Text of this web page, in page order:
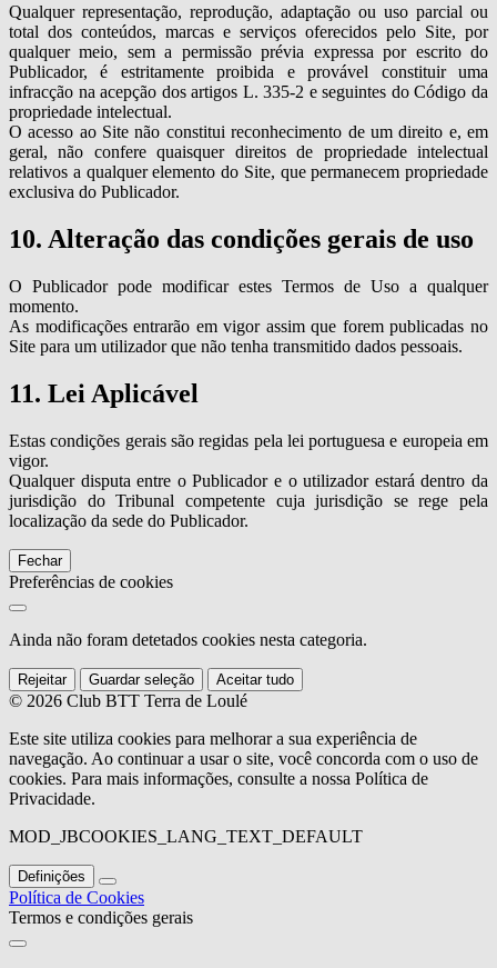
Qualquer representação, reprodução, adaptação ou uso parcial ou
total dos conteúdos, marcas e serviços oferecidos pelo Site, por
qualquer meio, sem a permissão prévia expressa por escrito do
Publicador, é estritamente proibida e provável constituir uma
infracção na acepção dos artigos L. 335-2 e seguintes do Código da
propriedade intelectual.
O acesso ao Site não constitui reconhecimento de um direito e, em
geral, não confere quaisquer direitos de propriedade intelectual
relativos a qualquer elemento do Site, que permanecem propriedade
exclusiva do Publicador.
10. Alteração das condições gerais de uso
O Publicador pode modificar estes Termos de Uso a qualquer
momento.
As modificações entrarão em vigor assim que forem publicadas no
Site para um utilizador que não tenha transmitido dados pessoais.
11. Lei Aplicável
Estas condições gerais são regidas pela lei portuguesa e europeia em
vigor.
Qualquer disputa entre o Publicador e o utilizador estará dentro da
jurisdição do Tribunal competente cuja jurisdição se rege pela
localização da sede do Publicador.
Fechar
Preferências de cookies
Ainda não foram detetados cookies nesta categoria.
Rejeitar Guardar seleção Aceitar tudo
© 2026 Club BTT Terra de Loulé
Este site utiliza cookies para melhorar a sua experiência de
navegação. Ao continuar a usar o site, você concorda com o uso de
cookies. Para mais informações, consulte a nossa Política de
Privacidade.
MOD_JBCOOKIES_LANG_TEXT_DEFAULT
Definições
Política de Cookies
Termos e condições gerais